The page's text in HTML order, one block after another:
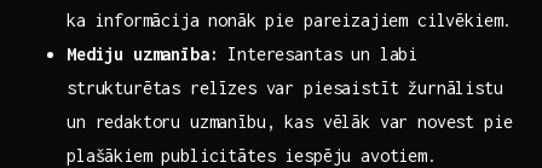
⁢ka informācija nonāk pie pareizajiem ​cilvēkiem.
Mediju uzmanība:
Interesantas un labi⁣
strukturētas relīzes ‌var piesaistīt žurnālistu
un redaktoru uzmanību, kas vēlāk var novest pie
plašākiem‍ publicitātes iespēju avotiem.